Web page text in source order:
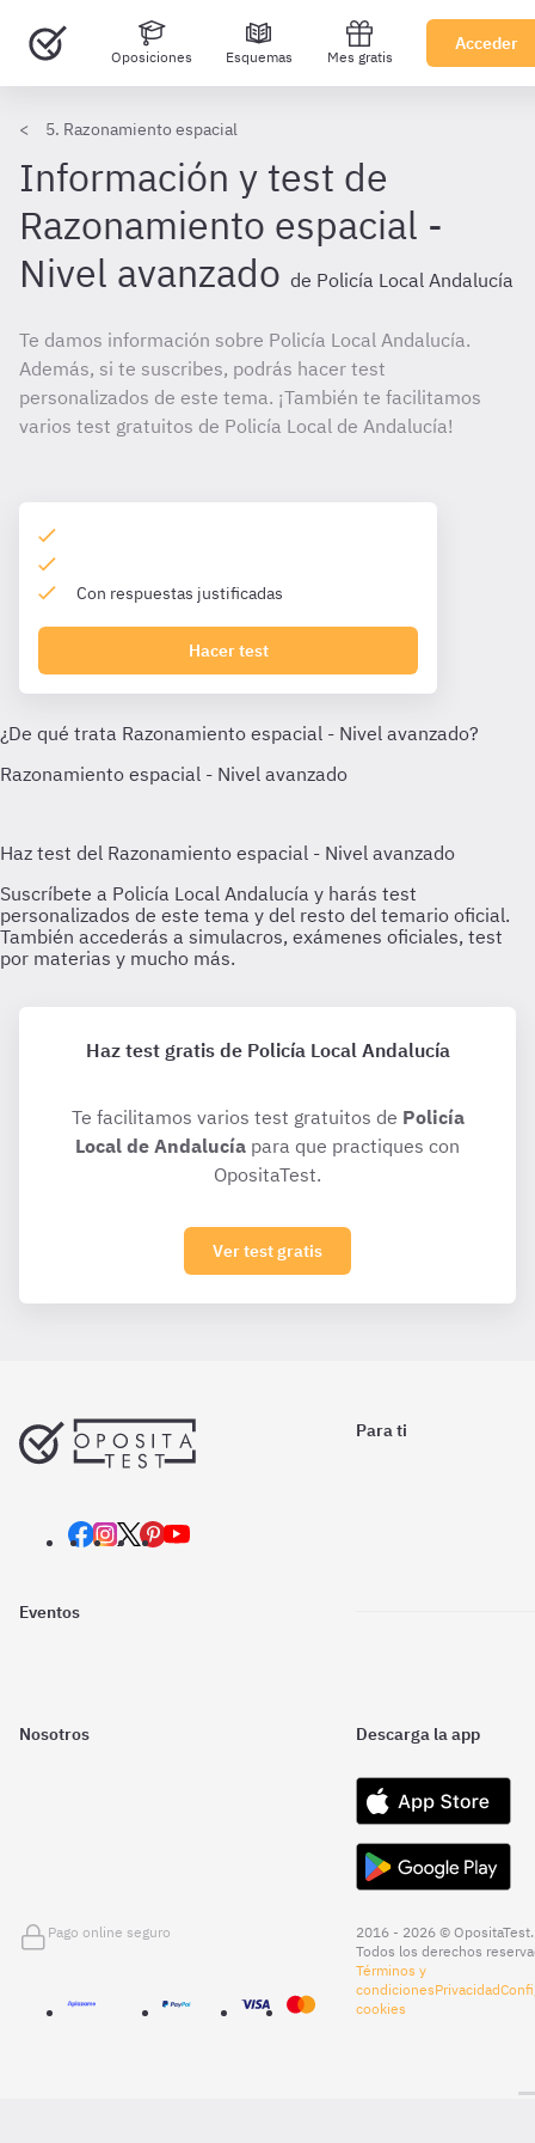
Oposiciones Esquemas Mes gratis
Acceder
5. Razonamiento espacial
Información y test de
Razonamiento espacial -
Nivel avanzado de Policía Local Andalucía
Te damos información sobre Policía Local Andalucía.
Además, si te suscribes, podrás hacer test
personalizados de este tema. ¡También te facilitamos
varios test gratuitos de Policía Local de Andalucía!
Con respuestas justificadas
Hacer test
Haz test gratis de Policía Local Andalucía
Te facilitamos varios test gratuitos de Policía
Local de Andalucía para que practiques con
OpositaTest.
Ver test gratis
Para ti
Eventos
Nosotros Descarga la app
Pago online seguro
2016 - 2026 © OpositaTest.
Todos los derechos
Términos y
condicionesPrivacidad
cookies